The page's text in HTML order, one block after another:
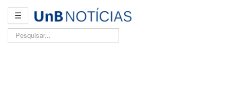
☰
Pesquisar...